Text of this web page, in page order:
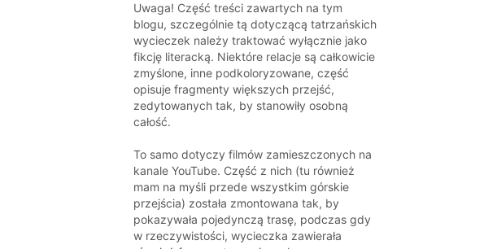
Uwaga! Część treści zawartych na tym
blogu, szczególnie tą dotyczącą tatrzańskich
wycieczek należy traktować wyłącznie jako
fikcję literacką. Niektóre relacje są całkowicie
zmyślone, inne podkoloryzowane, część
opisuje fragmenty większych przejść,
zedytowanych tak, by stanowiły osobną
całość.
To samo dotyczy filmów zamieszczonych na
kanale YouTube. Część z nich (tu również
mam na myśli przede wszystkim górskie
przejścia) została zmontowana tak, by
pokazywała pojedynczą trasę, podczas gdy
w rzeczywistości, wycieczka zawierała